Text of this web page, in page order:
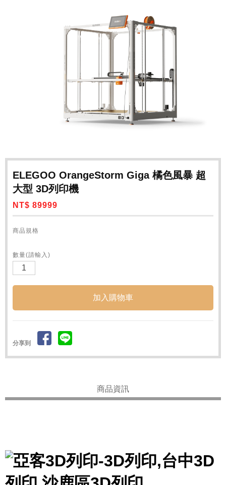
ELEGOO OrangeStorm Giga 橘色風暴 超
大型 3D列印機
NT$ 89999
商品規格
數量(請輸入)
分享到
商品資訊